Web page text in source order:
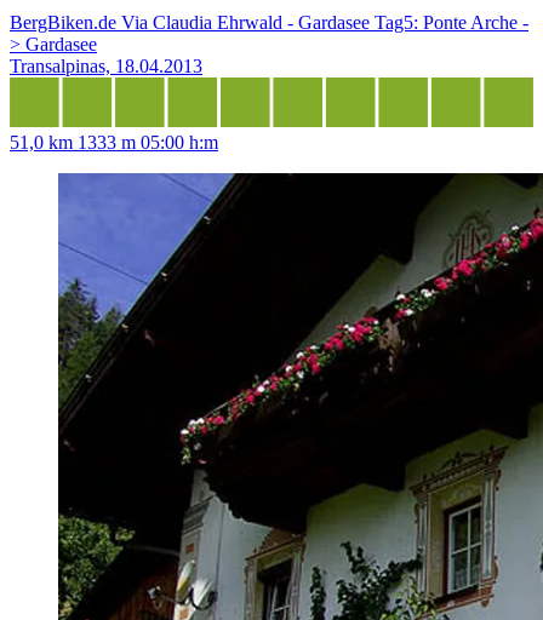
BergBiken.de Via Claudia Ehrwald - Gardasee Tag5: Ponte Arche -
> Gardasee
Transalpinas, 18.04.2013
51,0 km 1333 m 05:00 h:m